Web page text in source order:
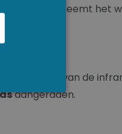
de badjas neemt het
gebruik van de
aangeraden.